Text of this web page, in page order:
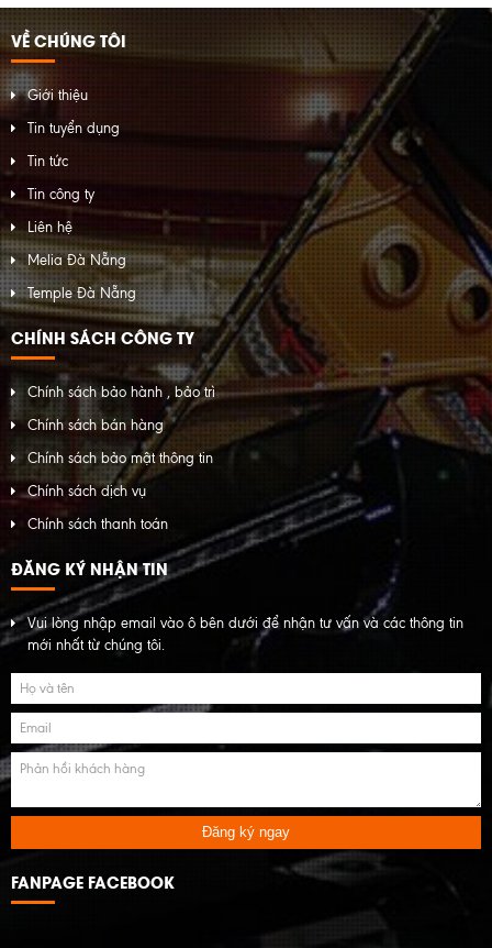
VỀ CHÚNG TÔI
Giới thiệu
Tin tuyển dụng
Tin tức
Tin công ty
Liên hệ
Melia Đà Nẵng
Temple Đà Nẵng
CHÍNH SÁCH CÔNG TY
Chính sách bảo hành , bảo trì
Chính sách bán hàng
Chính sách bảo mật thông tin
Chính sách dịch vụ
Chính sách thanh toán
ĐĂNG KÝ NHẬN TIN
Vui lòng nhập email vào ô bên dưới để nhận tư vấn và các thông tin
mới nhất từ chúng tôi.
Đăng ký ngay
FANPAGE FACEBOOK